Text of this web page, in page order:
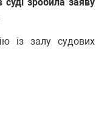
із залу судових